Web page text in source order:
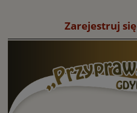
Zarejestruj się